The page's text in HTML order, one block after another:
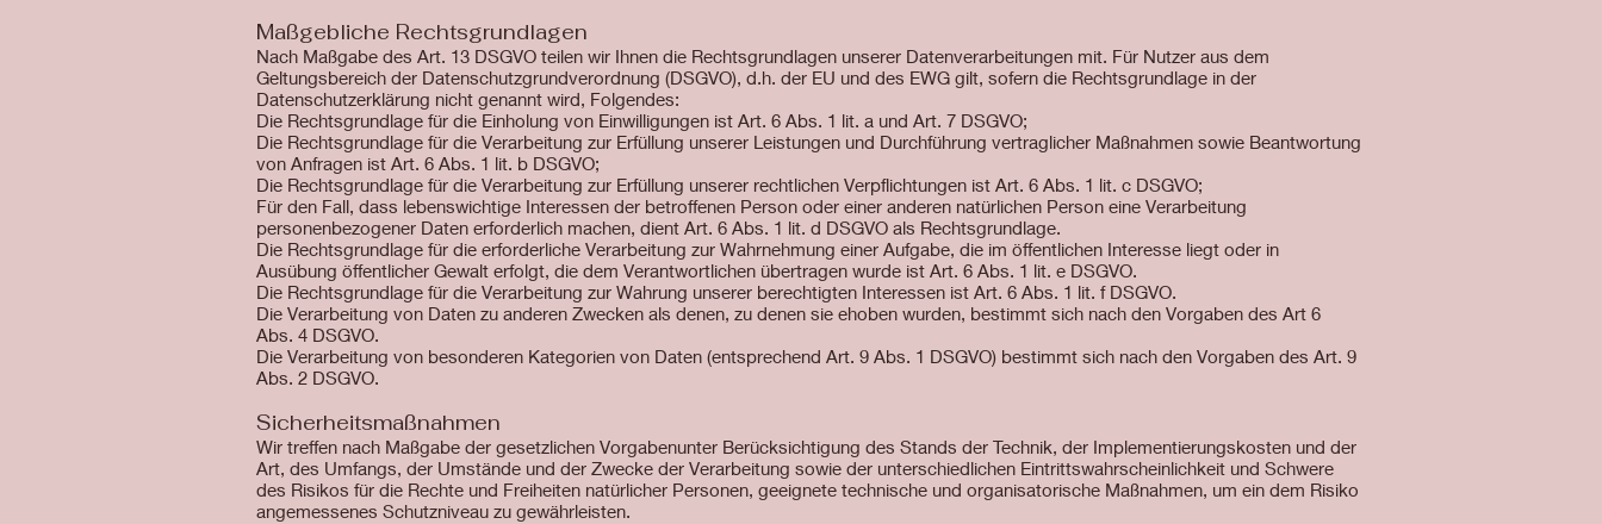
Maßgebliche Rechtsgrundlagen
Nach Maßgabe des Art. 13 DSGVO teilen wir Ihnen die Rechtsgrundlagen unserer Datenverarbeitungen mit. Für Nutzer aus dem
Geltungsbereich der Datenschutzgrundverordnung (DSGVO), d.h. der EU und des EWG gilt, sofern die Rechtsgrundlage in der
Datenschutzerklärung nicht genannt wird, Folgendes:
Die Rechtsgrundlage für die Einholung von Einwilligungen ist Art. 6 Abs. 1 lit. a und Art. 7 DSGVO;
Die Rechtsgrundlage für die Verarbeitung zur Erfüllung unserer Leistungen und Durchführung vertraglicher Maßnahmen sowie Beantwortung
von Anfragen ist Art. 6 Abs. 1 lit. b DSGVO;
Die Rechtsgrundlage für die Verarbeitung zur Erfüllung unserer rechtlichen Verpflichtungen ist Art. 6 Abs. 1 lit. c DSGVO;
Für den Fall, dass lebenswichtige Interessen der betroffenen Person oder einer anderen natürlichen Person eine Verarbeitung
personenbezogener Daten erforderlich machen, dient Art. 6 Abs. 1 lit. d DSGVO als Rechtsgrundlage.
Die Rechtsgrundlage für die erforderliche Verarbeitung zur Wahrnehmung einer Aufgabe, die im öffentlichen Interesse liegt oder in
Ausübung öffentlicher Gewalt erfolgt, die dem Verantwortlichen übertragen wurde ist Art. 6 Abs. 1 lit. e DSGVO.
Die Rechtsgrundlage für die Verarbeitung zur Wahrung unserer berechtigten Interessen ist Art. 6 Abs. 1 lit. f DSGVO.
Die Verarbeitung von Daten zu anderen Zwecken als denen, zu denen sie ehoben wurden, bestimmt sich nach den Vorgaben des Art 6
Abs. 4 DSGVO.
Die Verarbeitung von besonderen Kategorien von Daten (entsprechend Art. 9 Abs. 1 DSGVO) bestimmt sich nach den Vorgaben des Art. 9
Abs. 2 DSGVO.
Sicherheitsmaßnahmen
Wir treffen nach Maßgabe der gesetzlichen Vorgabenunter Berücksichtigung des Stands der Technik, der Implementierungskosten und der
Art, des Umfangs, der Umstände und der Zwecke der Verarbeitung sowie der unterschiedlichen Eintrittswahrscheinlichkeit und Schwere
des Risikos für die Rechte und Freiheiten natürlicher Personen, geeignete technische und organisatorische Maßnahmen, um ein dem Risiko
angemessenes Schutzniveau zu gewährleisten.